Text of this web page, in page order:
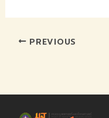
PREVIOUS